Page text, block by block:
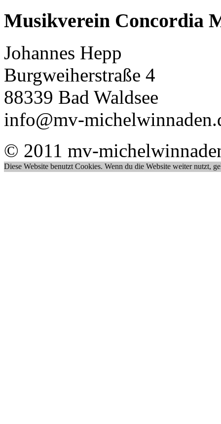
Musikverein Concordia
Johannes Hepp
Burgweiherstraße 4
88339 Bad Waldsee
info@mv-
© 2011 mv-
Diese Website benutzt Cookies. Wenn du die Website weiter nutzt,